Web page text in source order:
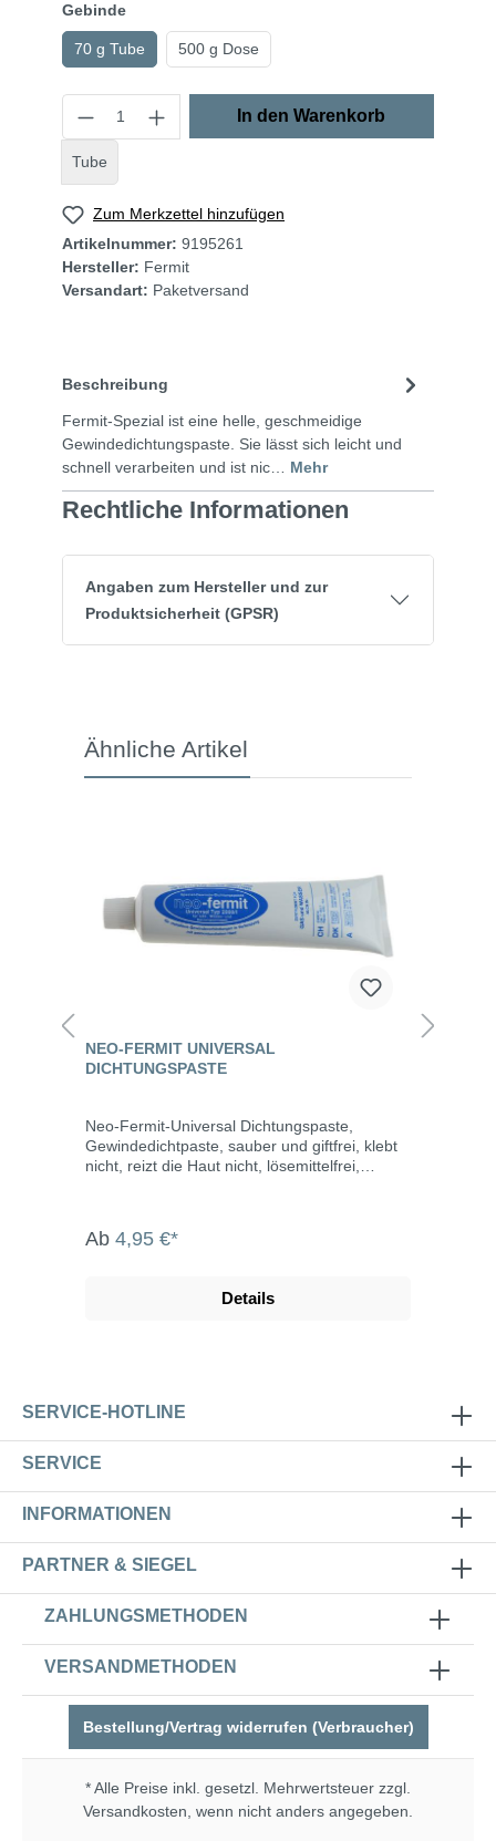
Gebinde
70 g Tube 500 g Dose
Tube
In den Warenkorb
Zum Merkzettel hinzufügen
Artikelnummer: 9195261
Hersteller: Fermit
Versandart: Paketversand
Beschreibung
Fermit-Spezial ist eine helle, geschmeidige
Gewindedichtungspaste. Sie lässt sich leicht und
schnell verarbeiten und ist nic… Mehr
Rechtliche Informationen
Angaben zum Hersteller und zur
Produktsicherheit (GPSR)
Ähnliche Artikel
NEO-FERMIT UNIVERSAL
DICHTUNGSPASTE
Neo-Fermit-Universal Dichtungspaste,
Gewindedichtpaste, sauber und giftfrei, klebt
nicht, reizt die Haut nicht, lösemittelfrei,
5142BM0052 nach NIN EN 751-2 ARp und
ammoniumfreiem Hanf. Einsatzbereiche
Gas-Arten einschließlich Erdgas und
Ab 4,95 €*
Details
SERVICE-HOTLINE
SERVICE
INFORMATIONEN
PARTNER & SIEGEL
ZAHLUNGSMETHODEN
VERSANDMETHODEN
Bestellung/Vertrag widerrufen (Verbraucher)
* Alle Preise inkl. gesetzl. Mehrwertsteuer zzgl.
Versandkosten , wenn nicht anders angegeben.